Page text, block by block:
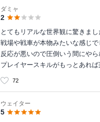
ダミャ
2
とてもリアルな世界観に驚きまし
戦場や戦車が本物みたいな感じで
反応が悪いので圧倒いう間にやら
プレイヤースキルがもっとあれば
72
ウェイター
5